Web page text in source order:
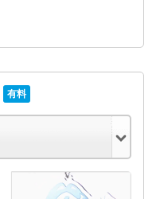
有料